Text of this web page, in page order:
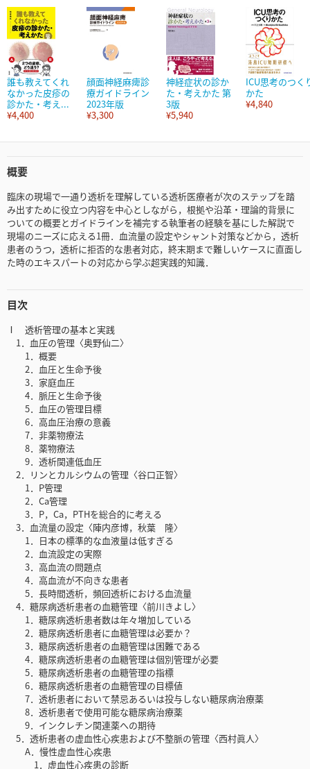
誰も教えてくれ
なかった皮疹の
診かた・考え...
¥4,400
顔面神経麻痺診
療ガイドライン
2023年版
¥3,300
神経症状の診か
た・考えかた 第
3版
¥5,940
ICU思考のつく
かた
¥4,840
概要
臨床の現場で一通り透析を理解している透析医療者が次のステップを踏
み出すために役立つ内容を中心としながら，根拠や沿革・理論的背景に
ついての概要とガイドラインを補完する執筆者の経験を基にした解説で
現場のニーズに応える1冊．血流量の設定やシャント対策などから，透析
患者のうつ，透析に拒否的な患者対応，終末期まで難しいケースに直面し
た時のエキスパートの対応から学ぶ超実践的知識．
目次
Ⅰ 透析管理の基本と実践
1．血圧の管理〈奥野仙二〉
1．概要
2．血圧と生命予後
3．家庭血圧
4．脈圧と生命予後
5．血圧の管理目標
6．高血圧治療の意義
7．非薬物療法
8．薬物療法
9．透析関連低血圧
2．リンとカルシウムの管理〈谷口正智〉
1．P管理
2．Ca管理
3．P，Ca，PTHを総合的に考える
3．血流量の設定〈陣内彦博，秋葉 隆〉
1．日本の標準的な血液量は低すぎる
2．血流設定の実際
3．高血流の問題点
4．高血流が不向きな患者
5．長時間透析，頻回透析における血流量
4．糖尿病透析患者の血糖管理〈前川きよし〉
1．糖尿病透析患者数は年々増加している
2．糖尿病透析患者に血糖管理は必要か？
3．糖尿病透析患者の血糖管理は困難である
4．糖尿病透析患者の血糖管理は個別管理が必要
5．糖尿病透析患者の血糖管理の指標
6．糖尿病透析患者の血糖管理の目標値
7．透析患者において禁忌あるいは投与しない糖尿病治療薬
8．透析患者で使用可能な糖尿病治療薬
9．インクレチン関連薬への期待
5．透析患者の虚血性心疾患および不整脈の管理〈西村眞人〉
A．慢性虚血性心疾患
1．虚血性心疾患の診断